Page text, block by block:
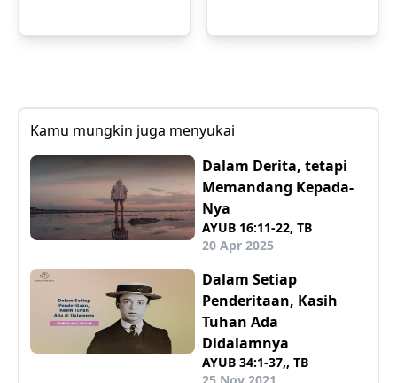
Kamu mungkin juga menyukai
Dalam Derita, tetapi
Memandang Kepada-
Nya
AYUB 16:11-22, TB
20 Apr 2025
Dalam Setiap
Penderitaan, Kasih
Tuhan Ada
Didalamnya
AYUB 34:1-37,, TB